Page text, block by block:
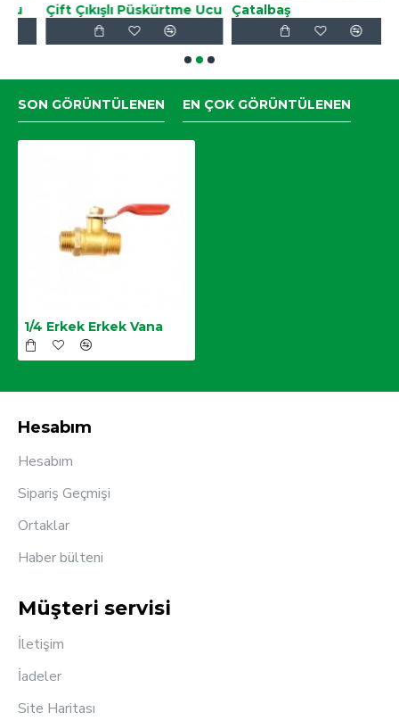
Çift Çıkışlı Püskürtme Ucu Çatalbaş
SON GÖRÜNTÜLENEN EN ÇOK GÖRÜNTÜLENEN
1/4 Erkek Erkek Vana
Hesabım
Hesabım
Sipariş Geçmişi
Ortaklar
Haber bülteni
Müşteri servisi
İletişim
İadeler
Site Haritası